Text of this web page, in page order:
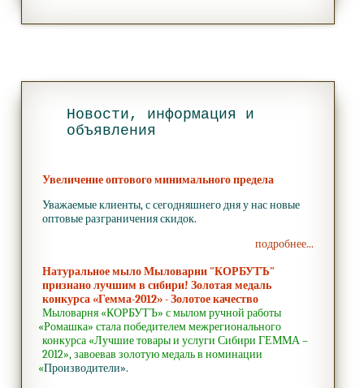
Новости, информация и
объявления
Увеличение оптового минимального предела
Уважаемые клиенты, с сегодняшнего дня у нас новые
оптовые разграничения скидок.
подробнее...
Натуральное мыло Мыловарни "КОРБУТЪ"
признано лучшим в сибири! Золотая медаль
конкурса «Гемма-2012» - Золотое качество
Мыловарня «КОРБУТЪ» с мылом ручной работы
«Ромашка» стала победителем межрегионального
конкурса «Лучшиетовары и услуги Сибири ГЕММА –
2012», завоевав золотую медаль в номинации
«Производители».